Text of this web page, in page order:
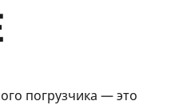
погрузчика — это